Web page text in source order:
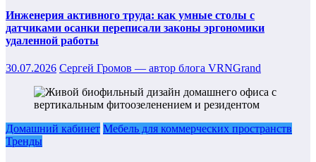
Инженерия активного труда: как умные столы с
датчиками осанки переписали законы эргономики
удаленной работы
30.07.2026 Сергей Громов — автор блога VRNGrand
Домашний кабинет Мебель для коммерческих пространств
Тренды